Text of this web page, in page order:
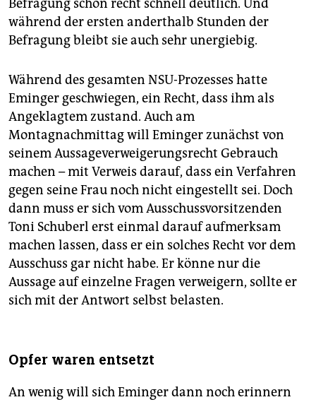
Befragung schon recht schnell deutlich. Und
während der ersten anderthalb Stunden der
Befragung bleibt sie auch sehr unergiebig.
Während des gesamten NSU-Prozesses hatte
Eminger geschwiegen, ein Recht, dass ihm als
Angeklagtem zustand. Auch am
Montagnachmittag will Eminger zunächst von
seinem Aussageverweigerungsrecht Gebrauch
machen – mit Verweis darauf, dass ein Verfahren
gegen seine Frau noch nicht eingestellt sei. Doch
dann muss er sich vom Ausschussvorsitzenden
Toni Schuberl erst einmal darauf aufmerksam
machen lassen, dass er ein solches Recht vor dem
Ausschuss gar nicht habe. Er könne nur die
Aussage auf einzelne Fragen verweigern, sollte er
sich mit der Antwort selbst belasten.
Opfer waren entsetzt
An wenig will sich Eminger dann noch erinnern